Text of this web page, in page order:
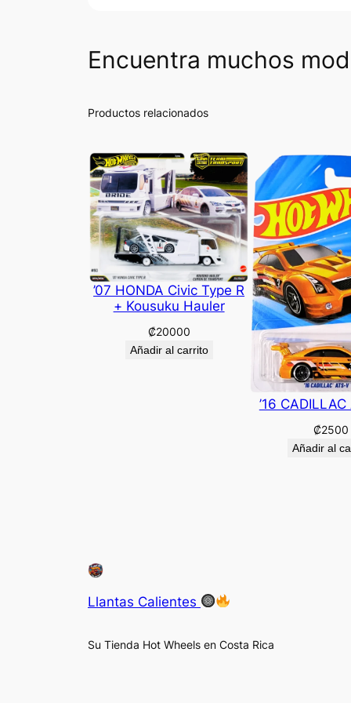
Encuentra muchos
Productos relacionados
’07 HONDA Civic Type R
+ Kousuku Hauler
₡20000
Añadir al carrito
’16
₡2500
Añadir al
Llantas Calientes
Su Tienda Hot Wheels en Costa Rica